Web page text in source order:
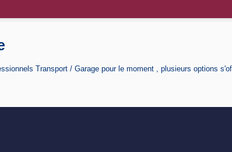
Transport / Garage pour le moment , plusieurs options